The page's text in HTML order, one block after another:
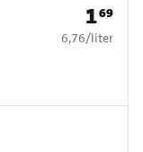
Prijs: €
169
€ 6,76 per liter
6,76/liter